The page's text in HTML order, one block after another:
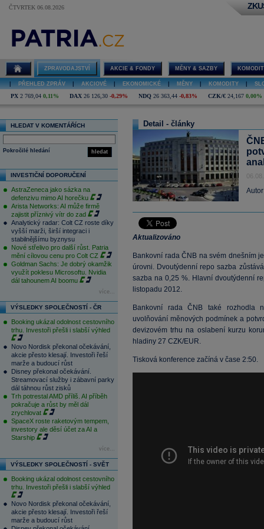
ČTVRTEK 06.08.2026
ZPRAVODAJSTVÍ AKCIE & FONDY MĚNY & SAZBY
PŘEHLED ZPRÁV AKCIOVÉ EKONOMICKÉ MĚNY KOMODITY
PX 2 769,04 0,11% DAX 26 126,30 -0,29% NDQ 26 363,44 -0,83% CZK/€ 24,167 0,00%
HLEDAT V KOMENTÁŘÍCH
hledat
Pokročilé hledání
INVESTIČNÍ DOPORUČENÍ
AstraZeneca jako sázka na
defenzivu mimo AI horečku
Arista Networks: AI může firmě
zajistit příznivý vítr do zad
Analytický radar: Colt CZ roste díky
vyšší marži, širší integraci i
stabilnějšímu byznysu
Nové střelivo pro další růst. Patria
mění cílovou cenu pro Colt CZ
Goldman Sachs: Je dobrý okamžik
využít poklesu Microsoftu. Nvidia
dál tahounem AI boomu
více...
VÝSLEDKY SPOLEČNOSTÍ - ČR
Booking ukázal odolnost cestovního
trhu. Investoři přešli i slabší výhled
Novo Nordisk překonal očekávání,
akcie přesto klesají. Investoři řeší
marže a budoucí růst
Disney překonal očekávání.
Streamovací služby i zábavní parky
dál táhnou růst zisků
Trh potrestal AMD příliš. AI příběh
pokračuje a růst by měl dál
zrychlovat
SpaceX roste raketovým tempem,
investory ale děsí účet za AI a
Starship
více...
VÝSLEDKY SPOLEČNOSTÍ - SVĚT
Booking ukázal odolnost cestovního
trhu. Investoři přešli i slabší výhled
Novo Nordisk překonal očekávání,
akcie přesto klesají. Investoři řeší
marže a budoucí růst
Detail - články
Aktualizováno
Bankovní rada ČNB na svém dnešním
úrovni. Dvoutýdenní repo sazba
sazba na 0,25 %. Hlavní dvoutýdenní
listopadu 2012.
Bankovní rada ČNB také rozhodla
uvolňování měnových podmínek a
devizovém trhu na oslabení kurzu
hladiny 27 CZK/EUR.
Tisková konference začíná v čase 2:50.